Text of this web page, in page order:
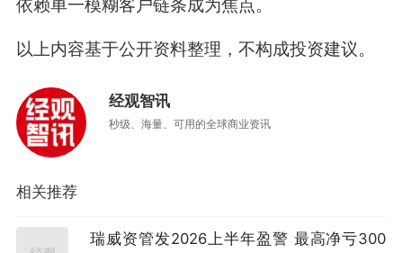
依赖单一模糊客户链条成为焦点。
以上内容基于公开资料整理，不构成投资建议。
经观智讯
秒级、海量、可用的全球商业资讯
相关推荐
瑞威资管发2026上半年盈警 最高净亏300